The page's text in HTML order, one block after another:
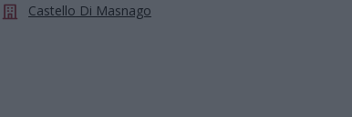
Castello Di Masnago